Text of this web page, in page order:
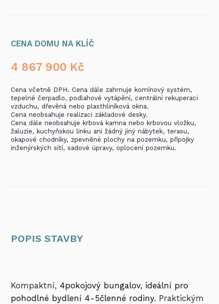
CENA DOMU NA KLÍČ
4 867 900 Kč
Cena včetně DPH. Cena dále zahrnuje komínový systém,
tepelné čerpadlo, podlahové vytápění, centrální rekuperaci
vzduchu, dřevěná nebo plasthliníková okna.
Cena neobsahuje realizaci základové desky.
Cena dále neobsahuje krbová kamna nebo krbovou vložku,
žaluzie, kuchyňskou linku ani žádný jiný nábytek, terasu,
okapové chodníky, zpevněné plochy na pozemku, přípojky
inženýrských sítí, sadové úpravy, oplocení pozemku.
POPIS STAVBY
Kompaktní, 4pokojový bungalov, ideální pro
pohodlné bydlení 4-5členné rodiny. Praktickým